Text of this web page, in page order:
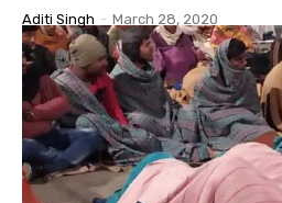
Aditi Singh - March 28, 2020